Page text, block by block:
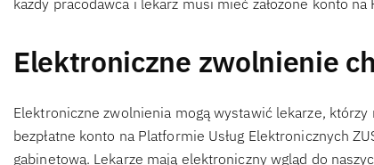
każdy pracodawca i lekarz musi mieć założone konto na
Elektroniczne zwolnienie
Elektroniczne zwolnienia mogą wystawić lekarze, którzy
bezpłatne konto na Platformie Usług Elektronicznych
gabinetową. Lekarze mają elektroniczny wgląd do